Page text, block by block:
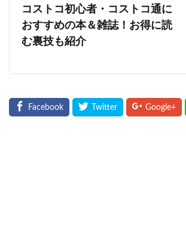
コストコ初心者・コストコ通に
おすすめの本＆雑誌！お得に読
む裏技も紹介